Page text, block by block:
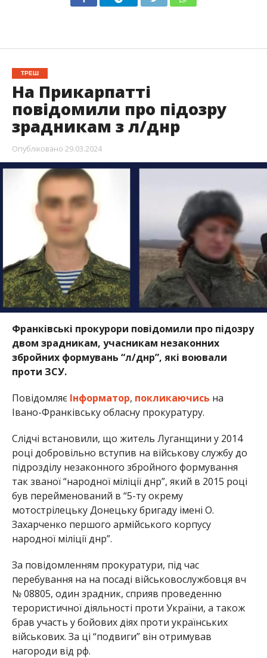
ТРЕШ
На Прикарпатті
повідомили про підозру
зрадникам з л/днр
Опубліковано 29.03.2024
Франківські прокурори повідомили про підозру
двом зрадникам, учасникам незаконних
збройних формувань “л/днр”, які воювали
проти ЗСУ.
Повідомляє Інформатор, покликаючись на
Івано-Франківську обласну прокуратуру.
Слідчі встановили, що житель Луганщини у 2014
році добровільно вступив на військову службу до
підрозділу незаконного збройного формування
так званої “народної міліції днр”, який в 2015 році
був перейменований в “5-ту окрему
мотострілецьку Донецьку бригаду імені О.
Захарченко першого армійського корпусу
народної міліції днр”.
За повідомленням прокуратури, під час
перебування на на посаді військовослужбовця вч
№ 08805, один зрадник, сприяв проведенню
терористичної діяльності проти України, а також
брав участь у бойових діях проти українських
військових. За ці “подвиги” він отримував
нагороди від рф.